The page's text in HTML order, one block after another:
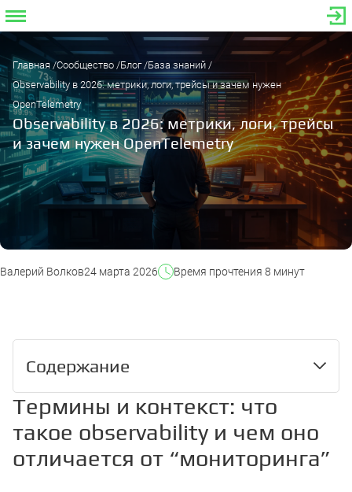
Главная Сообщество Блог База знаний
Observability в 2026: метрики, логи, трейсы и зачем нужен
OpenTelemetry
Observability в 2026: метрики, логи, трейсы
и зачем нужен OpenTelemetry
Валерий Волков24 марта 2026 Время прочтения 8 минут
Термины и контекст: что
такое observability и чем оно
отличается от “мониторинга”
Содержание
Термины и контекст: что такое
от “мониторинга”
Три сигнала: метрики, логи и
Корреляция и контекст: почему
OpenTelemetry: зачем нужен